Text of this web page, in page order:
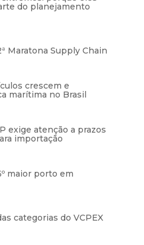
do planejamento
Maratona Supply Chain
crescem e
marítima no Brasil
exige atenção a prazos
importação
maior porto em
categorias do VCPEX